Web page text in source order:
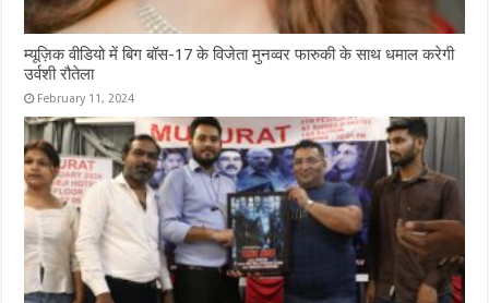
म्यूज़िक वीडियो में बिग बॉस-17 के विजेता मुनव्वर फारुकी के साथ धमाल करेगी
उर्वशी रौतेला
February 11, 2024